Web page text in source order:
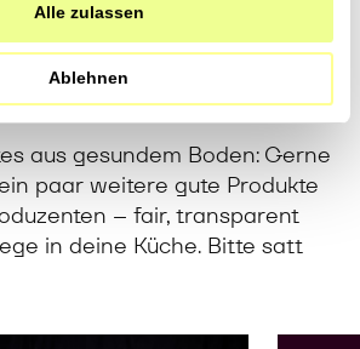
Alle zulassen
Ablehnen
Feld in deine
aus gesundem Boden: Gerne
paar weitere gute Produkte
– fair, transparent
in deine Küche. Bitte satt